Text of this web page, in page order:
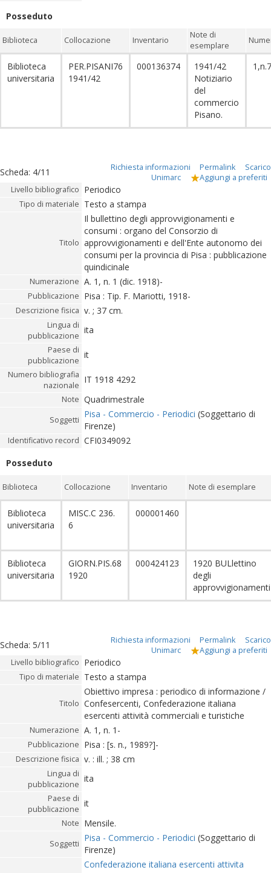
Posseduto
Biblioteca Collocazione Inventario
Note di
esemplare
Biblioteca
universitaria
PER.PISANI76
1941/42
000136374
1941/42
Notiziario
del
commercio
Pisano.
Scheda: 4/11 Richiesta informazioni Permalink
Scarico
Unimarc
Aggiungi a preferiti
Livello bibliografico Periodico
Tipo di materiale Testo a stampa
Titolo
Il bullettino degli approvvigionamenti e
consumi : organo del Consorzio di
approvvigionamenti e dell'Ente autonomo dei
consumi per la provincia di Pisa : pubblicazione
quindicinale
Numerazione A. 1, n. 1 (dic. 1918)-
Pubblicazione Pisa : Tip. F. Mariotti, 1918-
Descrizione fisica v. ; 37 cm.
Lingua di
pubblicazione
ita
Paese di
pubblicazione
it
Numero bibliografia
nazionale
IT 1918 4292
Note Quadrimestrale
Soggetti
Pisa - Commercio - Periodici (Soggettario di
Firenze)
Identificativo record CFI0349092
Posseduto
Biblioteca Collocazione Inventario Note di esemplare
Biblioteca
universitaria
MISC.C 236.
6
000001460
Biblioteca
universitaria
GIORN.PIS.68
1920
000424123
1920 BULlettino
degli
Scheda: 5/11 Richiesta informazioni Permalink
Scarico
Unimarc
Aggiungi a preferiti
Livello bibliografico Periodico
Tipo di materiale Testo a stampa
Titolo
Obiettivo impresa : periodico di informazione /
Confesercenti, Confederazione italiana
esercenti attività commerciali e turistiche
Numerazione A. 1, n. 1-
Pubblicazione Pisa : [s. n., 1989?]-
Descrizione fisica v. : ill. ; 38 cm
Lingua di
pubblicazione
ita
Paese di
pubblicazione
it
Note Mensile.
Soggetti
Pisa - Commercio - Periodici (Soggettario di
Firenze)
Confederazione italiana esercenti attivita